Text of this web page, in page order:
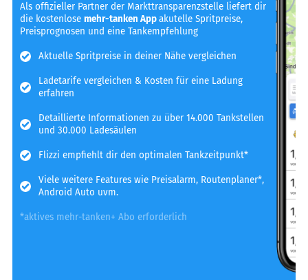
Als offizieller Partner der Markttransparenzstelle liefert dir
die kostenlosemehr-tanken Appakutelle Spritpreise,
Preisprognosen und eine Tankempfehlung
Aktuelle Spritpreise in deiner Nähe vergleichen
Ladetarife vergleichen & Kosten für eine Ladung
erfahren
Detaillierte Informationen zu über 14.000 Tankstellen
und 30.000 Ladesäulen
Flizzi empfiehlt dir den optimalen Tankzeitpunkt*
Viele weitere Features wie Preisalarm, Routenplaner*,
Android Auto uvm.
*aktives mehr-tanken+ Abo erforderlich